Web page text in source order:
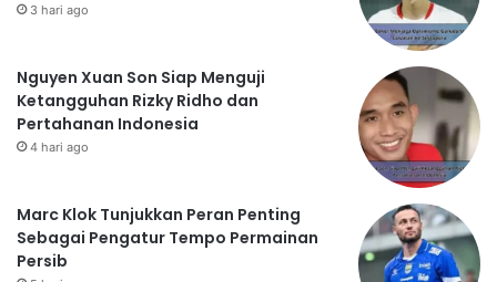
3 hari ago
Nguyen Xuan Son Siap Menguji
Ketangguhan Rizky Ridho dan
Pertahanan Indonesia
4 hari ago
Marc Klok Tunjukkan Peran Penting
Sebagai Pengatur Tempo Permainan
Persib